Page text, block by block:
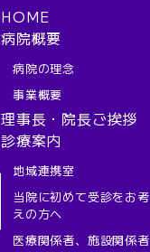
HOME
病院概要
病院の理念
事業概要
理事長・院長ご挨拶
診療案内
地域連携室
当院に初めて受診をお考
えの方へ
医療関係者、施設関係者